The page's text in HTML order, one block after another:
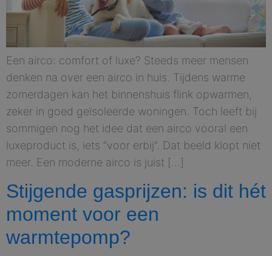
Een airco: comfort of luxe? Steeds meer mensen
denken na over een airco in huis. Tijdens warme
zomerdagen kan het binnenshuis flink opwarmen,
zeker in goed geïsoleerde woningen. Toch leeft bij
sommigen nog het idee dat een airco vooral een
luxeproduct is, iets “voor erbij”. Dat beeld klopt niet
meer. Een moderne airco is juist […]
Stijgende gasprijzen: is dit hét
moment voor een
warmtepomp?